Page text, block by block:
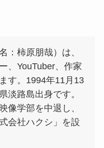
：柿原朋哉）は、
、YouTuber、作家
す。1994年11月13
淡路島出身です。
像学部を中退し、
会社ハクシ」を設